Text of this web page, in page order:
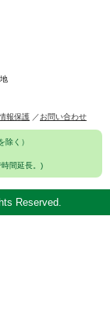
報保護 お問い合わせ
除く）
間延長。)
Reserved.